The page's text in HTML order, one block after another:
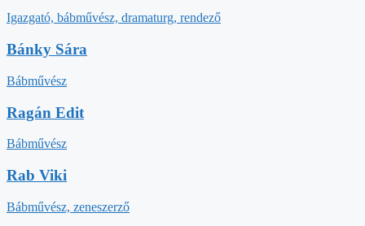
Igazgató, bábművész, dramaturg, rendező
Bánky Sára
Bábművész
Ragán Edit
Bábművész
Rab Viki
Bábművész, zeneszerző